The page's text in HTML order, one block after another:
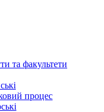
та факультети
процес